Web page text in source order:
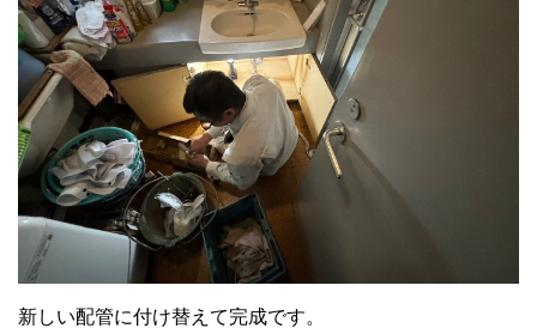
新しい配管に付け替えて完成です。